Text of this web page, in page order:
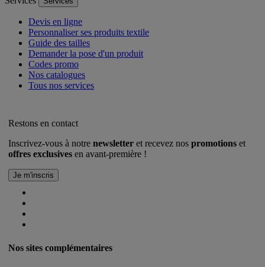
Devis en ligne
Personnaliser ses produits textile
Guide des tailles
Demander la pose d'un produit
Codes promo
Nos catalogues
Tous nos services
Restons en contact
Inscrivez-vous à notre newsletter et recevez nos promotions et
offres exclusives en avant-première !
Nos sites complémentaires